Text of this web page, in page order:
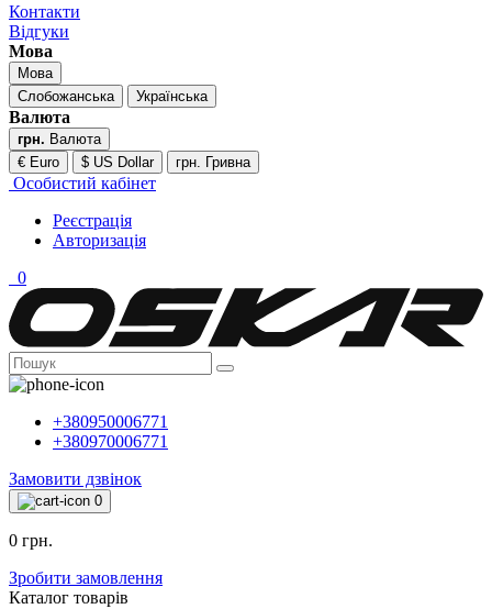
Контакти
Відгуки
Мова
Мова
Слобожанська
Українська
Валюта
грн. Валюта
€ Euro
$ US Dollar грн. Гривна
Особистий кабінет
Реєстрація
Авторизація
0
+380950006771
+380970006771
Замовити дзвінок
0
0 грн.
Зробити замовлення
Каталог товарiв